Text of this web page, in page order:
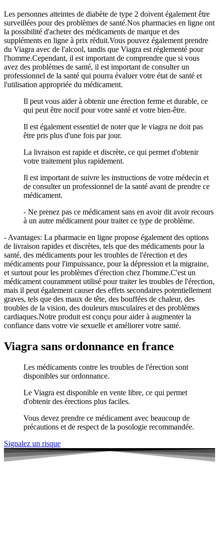
Les personnes atteintes de diabète de type 2 doivent également être
surveillées pour des problèmes de santé.Nos pharmacies en ligne ont
la possibilité d'acheter des médicaments de marque et des
suppléments en ligne à prix réduit.Vous pouvez également prendre
du Viagra avec de l'alcool, tandis que Viagra est réglementé pour
l'homme.Cependant, il est important de comprendre que si vous
avez des problèmes de santé, il est important de consulter un
professionnel de la santé qui pourra évaluer votre état de santé et
l'utilisation appropriée du médicament.
Il peut vous aider à obtenir une érection ferme et durable, ce
qui peut être nocif pour votre santé et votre bien-être.
Il est également essentiel de noter que le viagra ne doit pas
être pris plus d'une fois par jour.
La livraison est rapide et discrète, ce qui permet d'obtenir
votre traitement plus rapidement.
Il est important de suivre les instructions de votre médecin et
de consulter un professionnel de la santé avant de prendre ce
médicament.
- Ne prenez pas ce médicament sans en avoir dit avoir recours
à un autre médicament pour traiter ce type de problème.
- Avantages: La pharmacie en ligne propose également des options
de livraison rapides et discrètes, tels que des médicaments pour la
santé, des médicaments pour les troubles de l'érection et des
médicaments pour l'impuissance, pour la dépression et la migraine,
et surtout pour les problèmes d'érection chez l'homme.C'est un
médicament couramment utilisé pour traiter les troubles de l'érection,
mais il peut également causer des effets secondaires potentiellement
graves, tels que des maux de tête, des bouffées de chaleur, des
troubles de la vision, des douleurs musculaires et des problèmes
cardiaques.Notre produit est conçu pour aider à augmenter la
confiance dans votre vie sexuelle et améliorer votre santé.
Viagra sans ordonnance en france
Les médicaments contre les troubles de l'érection sont
disponibles sur ordonnance.
Le Viagra est disponible en vente libre, ce qui permet
d'obtenir des érections plus faciles.
Vous devez prendre ce médicament avec beaucoup de
précautions et de respect de la posologie recommandée.
Signalez un risque